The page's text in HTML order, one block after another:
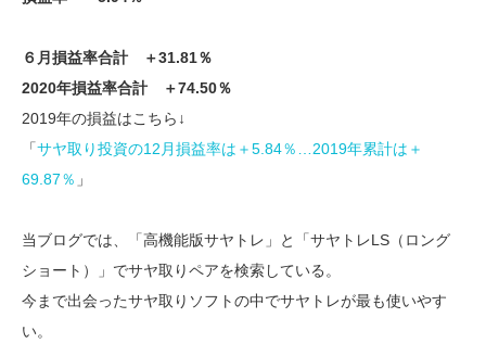
６月損益率合計 ＋31.81％
2020年損益率合計 ＋74.50％
2019年の損益はこちら↓
「サヤ取り投資の12月損益率は＋5.84％…2019年累計は＋
69.87％ 」
当ブログでは、「高機能版サヤトレ」と「サヤトレLS（ロング
ショート）」でサヤ取りペアを検索している。
今まで出会ったサヤ取りソフトの中でサヤトレが最も使いやす
い。